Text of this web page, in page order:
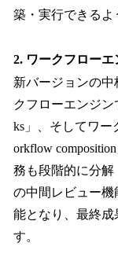
築・実行できるよ
2. ワークフロー
新バージョンの
クフローエンジン
ks」、そしてワー
orkflow
務も段階的に分
の中間レビュー
能となり、最終成
す。